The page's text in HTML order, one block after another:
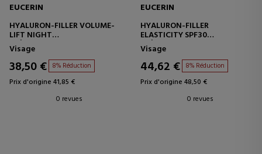
EUCERIN
HYALURON-FILLER VOLUME-
LIFT NIGHT
CRÈME DE NUIT POUR LE
VISAGE
Visage
38,50 € 8% Réduction
Prix d'origine 41,85 €
0 revues
EUCERIN
HYALURON-FILLER
ELASTICITY SPF30
CRÈME DE JOUR POUR LE
VISAGE AVEC PROTECTION
Visage
44,62 € 8% Réduction
Prix d'origine 48,50 €
0 revues